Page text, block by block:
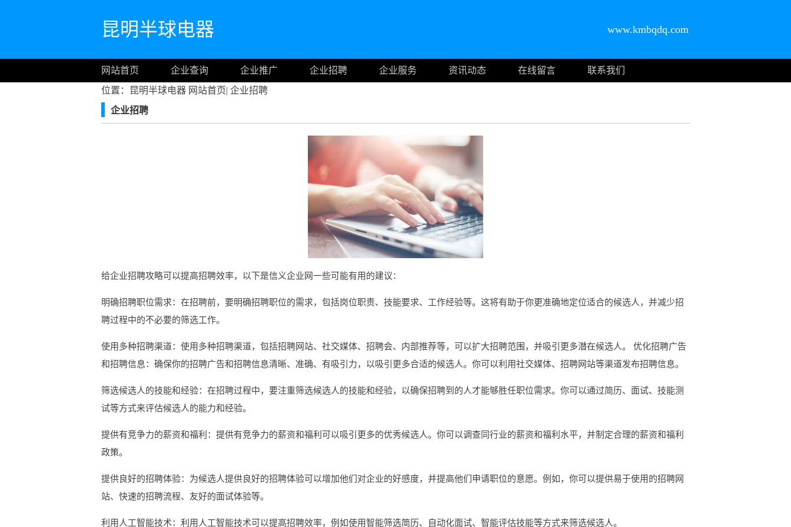
昆明半球电器 www.kmbqdq.com
网站首页 企业查询 企业推广 企业招聘 企业服务 资讯动态 在线留言
联系我们
位置：昆明半球电器 网站首页| 企业招聘
企业招聘
给企业招聘攻略可以提高招聘效率，以下是信义企业网一些可能有用的建议：
明确招聘职位需求：在招聘前，要明确招聘职位的需求，包括岗位职责、技能要求、工作经验等。这将有助于你更准确地定位适合的候选人，并减少招
聘过程中的不必要的筛选工作。
使用多种招聘渠道：使用多种招聘渠道，包括招聘网站、社交媒体、招聘会、内部推荐等，可以扩大招聘范围，并吸引更多潜在候选人。 优化招聘广告
和招聘信息：确保你的招聘广告和招聘信息清晰、准确、有吸引力，以吸引更多合适的候选人。你可以利用社交媒体、招聘网站等渠道发布招聘信息。
筛选候选人的技能和经验：在招聘过程中，要注重筛选候选人的技能和经验，以确保招聘到的人才能够胜任职位需求。你可以通过简历、面试、技能测
试等方式来评估候选人的能力和经验。
提供有竞争力的薪资和福利：提供有竞争力的薪资和福利可以吸引更多的优秀候选人。你可以调查同行业的薪资和福利水平，并制定合理的薪资和福利
政策。
提供良好的招聘体验：为候选人提供良好的招聘体验可以增加他们对企业的好感度，并提高他们申请职位的意愿。例如，你可以提供易于使用的招聘网
站、快速的招聘流程、友好的面试体验等。
利用人工智能技术：利用人工智能技术可以提高招聘效率，例如使用智能筛选简历、自动化面试、智能评估技能等方式来筛选候选人。